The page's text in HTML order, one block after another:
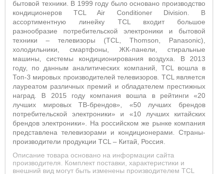
бытовой техники. В 1999 году было основано производство
кондиционеров TCL Air Conditioner Division. В
ассортиментную линейку TCL входит большое
разнообразие потребительской электроники и бытовой
техники – телевизоры (TCL, Thomson, Panasonic),
холодильники, смартфоны, ЖК-панели, стиральные
машины, системы кондиционирования воздуха. В 2013
году, по данным аналитических компаний, TCL вошла в
Топ-3 мировых производителей телевизоров. TCL является
лауреатом различных премий и обладателем престижных
наград. В 2015 году компания вошла в рейтинги «20
лучших мировых ТВ-брендов», «50 лучших брендов
потребительской электроники» и «10 лучших китайских
брендов электроники». На российском же рынке компания
представлена телевизорами и кондиционерами. Страны-
производители продукции TCL – Китай, Россия.
Описание товара основано на информации сайта
производителя. Комплект поставки, характеристики и
внешний вид могут быть изменены производителем TCL